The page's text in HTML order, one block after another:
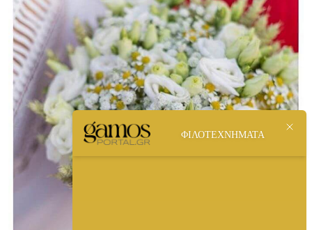
ΦΙΛΟΤΕΧΝΗΜΑΤΑ